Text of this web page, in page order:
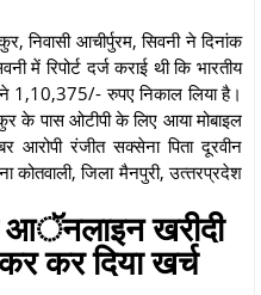
निवासी आचीर्पुरम, सिवनी ने दिनांक
में रिपोर्ट दर्ज कराई थी कि भारतीय
1,10,375/- रुपए निकाल लिया है।
के पास ओटीपी के लिए आया मोबाइल
रंजीत सक्‍सेना पिता दूरवीन
कोतवाली, जिला मैनपुरी, उत्‍तरप्रदेश
आॅनलाइन खरीदी
कर दिया खर्च